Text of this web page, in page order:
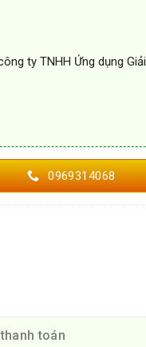
ty TNHH Ứng dụng Giải
0969314068
toán